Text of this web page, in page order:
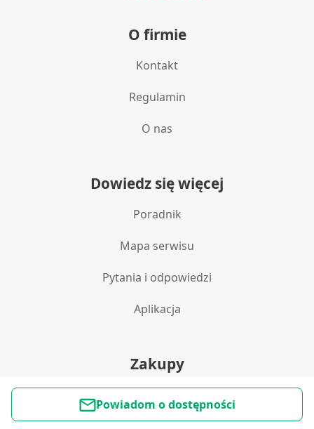
Powiadom o dostępności
O firmie
Kontakt
Regulamin
O nas
Dowiedz się więcej
Poradnik
Mapa serwisu
Pytania i odpowiedzi
Aplikacja
Zakupy